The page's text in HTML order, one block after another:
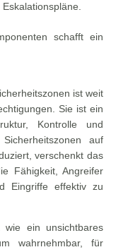
schafft ein
ist weit
Sie ist ein
Kontrolle und
auf
verschenkt das
Fähigkeit, Angreifer
Eingriffe effektiv zu
wie ein unsichtbares
wahrnehmbar, für